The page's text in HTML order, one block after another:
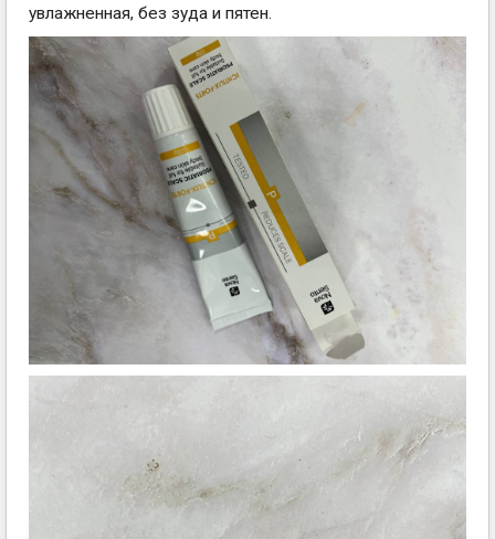
увлажненная, без зуда и пятен.